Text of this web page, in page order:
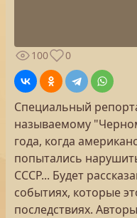
100
0
Специальный
называемому
года, когда
попытались
СССР... Будет
событиях, которые
последствиях.